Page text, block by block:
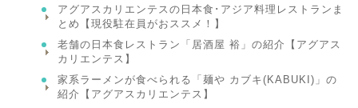
アグアスカリエンテスの日本食･アジア料理レストランま
とめ【現役駐在員がおススメ！】
老舗の日本食レストラン「居酒屋 裕」の紹介【アグアス
カリエンテス】
家系ラーメンが食べられる「麺や カブキ(KABUKI)」の
紹介【アグアスカリエンテス】